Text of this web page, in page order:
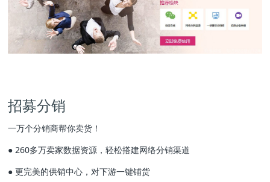
招募分销
一万个分销商帮你卖货！
● 260多万卖家数据资源，轻松搭建网络分销渠道
● 更完美的供销中心，对下游一键铺货